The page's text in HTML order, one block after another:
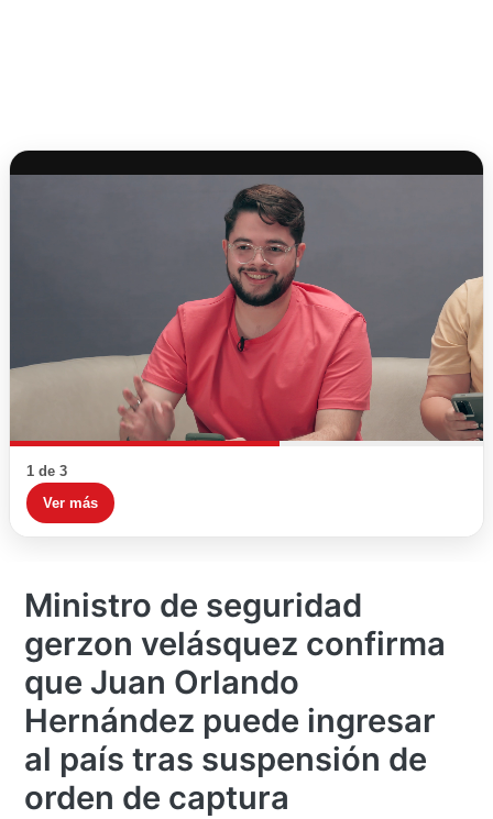
1 de 3
Ver más
Ministro de seguridad
gerzon velásquez confirma
que Juan Orlando
Hernández puede ingresar
al país tras suspensión de
orden de captura